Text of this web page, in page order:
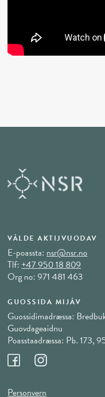
VÁLDE AKTIJVUODAV
E-poassta: nsr@nsr.no
Tlf:+47 950 18 809
Org no: 971 481 463
GUOSSIDA MIJÁV
Guossidimadræssa:
Guovdageaidnu
Poasstaadræssa: Pb. 173,
Personvern